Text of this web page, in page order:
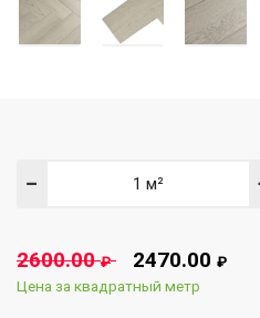
−
2600.00 ₽ 2470.00 ₽
Цена за квадратный метр